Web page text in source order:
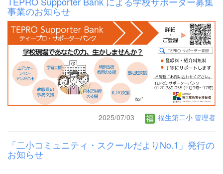
事業のお知らせ
2025/07/03 福生第二小 管理者
「二小コミュニティ・スクールだよりNo.1」発行の
お知らせ